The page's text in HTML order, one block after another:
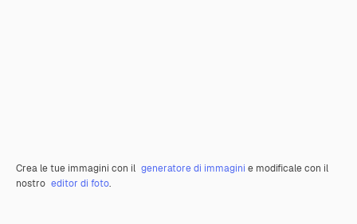
Crea le tue immagini con il generatore di immagini e modificale con il
nostro editor di foto.